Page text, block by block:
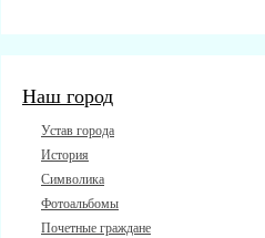
Наш город
Устав города
История
Символика
Фотоальбомы
Почетные граждане